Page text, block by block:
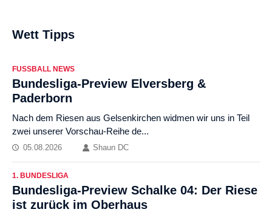
Wett Tipps
FUSSBALL NEWS
Bundesliga-Preview Elversberg &
Paderborn
Nach dem Riesen aus Gelsenkirchen widmen wir uns in Teil
zwei unserer Vorschau-Reihe de...
05.08.2026 Shaun DC
1. BUNDESLIGA
Bundesliga-Preview Schalke 04: Der Riese
ist zurück im Oberhaus